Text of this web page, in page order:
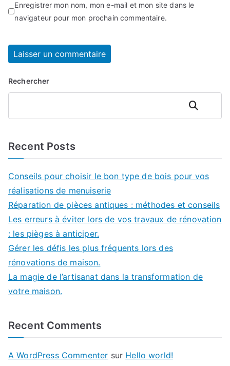
Enregistrer mon nom, mon e-mail et mon site dans le
navigateur pour mon prochain commentaire.
Rechercher
Rechercher
Recent Posts
Conseils pour choisir le bon type de bois pour vos
réalisations de menuiserie
Réparation de pièces antiques : méthodes et conseils
Les erreurs à éviter lors de vos travaux de rénovation
: les pièges à anticiper.
Gérer les défis les plus fréquents lors des
rénovations de maison.
La magie de l’artisanat dans la transformation de
votre maison.
Recent Comments
A WordPress Commenter sur Hello world!